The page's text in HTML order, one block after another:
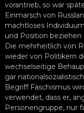
vorantrieb, so war
Einmarsch von
machtloses
und Position beziehen
Die mehrheitlich von
wieder von Politikern
wechselseitige
gar
Begriff Faschismus
verwendet, dass er,
Personengruppe, nur